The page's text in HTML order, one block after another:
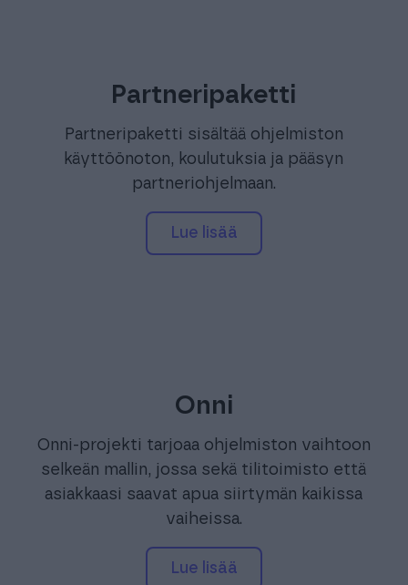
Partneripaketti
Partneripaketti sisältää ohjelmiston
käyttöönoton, koulutuksia ja pääsyn
partneriohjelmaan.
Lue lisää
Onni
Onni-projekti tarjoaa ohjelmiston vaihtoon
selkeän mallin, jossa sekä tilitoimisto että
asiakkaasi saavat apua siirtymän kaikissa
vaiheissa.
Lue lisää